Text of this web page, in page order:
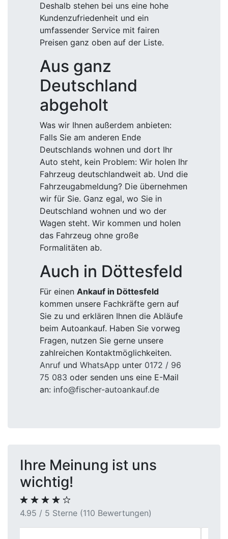
Deshalb stehen bei uns eine hohe
Kundenzufriedenheit und ein
umfassender Service mit fairen
Preisen ganz oben auf der Liste.
Aus ganz
Deutschland
abgeholt
Was wir Ihnen außerdem anbieten:
Falls Sie am anderen Ende
Deutschlands wohnen und dort Ihr
Auto steht, kein Problem: Wir holen Ihr
Fahrzeug deutschlandweit ab. Und die
Fahrzeugabmeldung? Die übernehmen
wir für Sie. Ganz egal, wo Sie in
Deutschland wohnen und wo der
Wagen steht. Wir kommen und holen
das Fahrzeug ohne große
Formalitäten ab.
Auch in Döttesfeld
Für einen Ankauf in Döttesfeld
kommen unsere Fachkräfte gern auf
Sie zu und erklären Ihnen die Abläufe
beim Autoankauf. Haben Sie vorweg
Fragen, nutzen Sie gerne unsere
zahlreichen Kontaktmöglichkeiten.
Anruf und WhatsApp unter 0172 / 96
75 083 oder senden uns eine E-Mail
an: info@fischer-autoankauf.de
Ihre Meinung ist uns
wichtig!
4.95 / 5 Sterne (110 Bewertungen)